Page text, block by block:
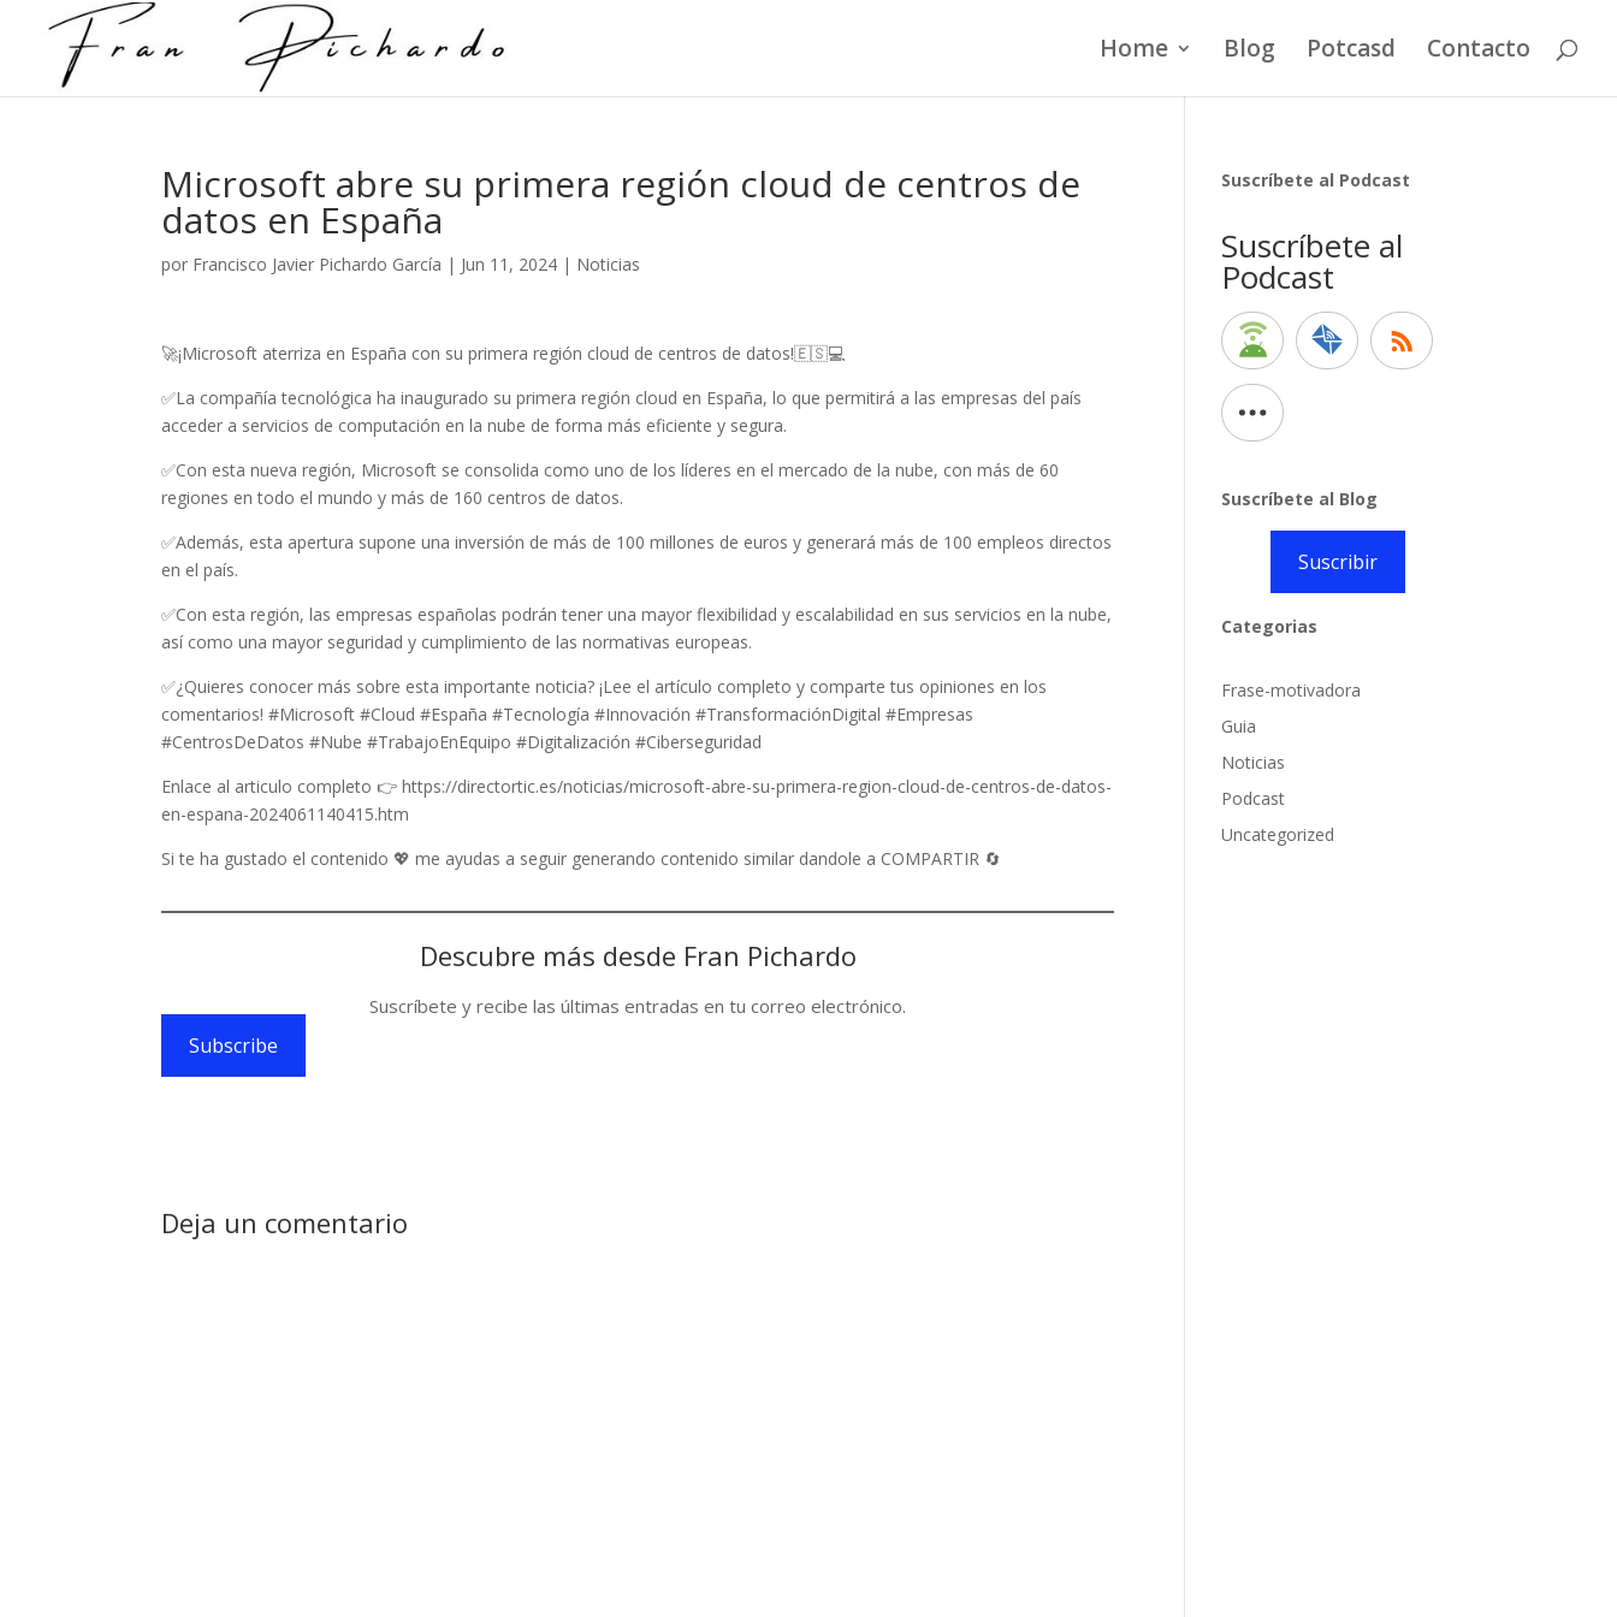
Home Blog Potcasd Contacto
Microsoft abre su primera región cloud de centros de
datos en España
por Francisco Javier Pichardo García | Jun 11, 2024 | Noticias
🚀¡Microsoft aterriza en España con su primera región cloud de centros de datos!🇪🇸💻
✅La compañía tecnológica ha inaugurado su primera región cloud en España, lo que permitirá a las empresas del país
acceder a servicios de computación en la nube de forma más eficiente y segura.
✅Con esta nueva región, Microsoft se consolida como uno de los líderes en el mercado de la nube, con más de 60
regiones en todo el mundo y más de 160 centros de datos.
✅Además, esta apertura supone una inversión de más de 100 millones de euros y generará más de 100 empleos directos
en el país.
✅Con esta región, las empresas españolas podrán tener una mayor flexibilidad y escalabilidad en sus servicios en la nube,
así como una mayor seguridad y cumplimiento de las normativas europeas.
✅¿Quieres conocer más sobre esta importante noticia? ¡Lee el artículo completo y comparte tus opiniones en los
comentarios! #Microsoft #Cloud #España #Tecnología #Innovación #TransformaciónDigital #Empresas
#CentrosDeDatos #Nube #TrabajoEnEquipo #Digitalización #Ciberseguridad
Enlace al articulo completo 👉 https://directortic.es/noticias/microsoft-abre-su-primera-region-cloud-de-centros-de-datos-
en-espana-2024061140415.htm
Si te ha gustado el contenido 💖 me ayudas a seguir generando contenido similar dandole a COMPARTIR 🔄
Descubre más desde Fran Pichardo
Suscríbete y recibe las últimas entradas en tu correo electrónico.
Subscribe
Deja un comentario
Suscríbete al Podcast
Suscríbete al
Podcast
Suscríbete al Blog
Suscribir
Categorias
Frase-motivadora
Guia
Noticias
Podcast
Uncategorized